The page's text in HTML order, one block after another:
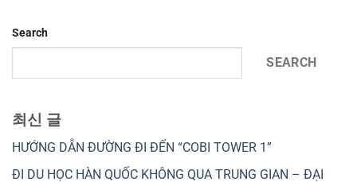
Search
SEARCH
최신 글
HƯỚNG DẪN ĐƯỜNG ĐI ĐẾN “COBI TOWER 1”
ĐI DU HỌC HÀN QUỐC KHÔNG QUA TRUNG GIAN – ĐẠI